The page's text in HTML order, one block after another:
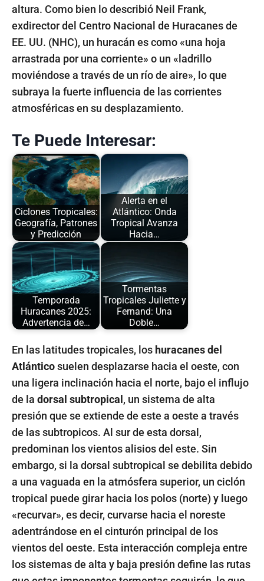
altura. Como bien lo describió Neil Frank,
exdirector del Centro Nacional de Huracanes de
EE. UU. (NHC), un huracán es como «una hoja
arrastrada por una corriente» o un «ladrillo
moviéndose a través de un río de aire», lo que
subraya la fuerte influencia de las corrientes
atmosféricas en su desplazamiento.
Te Puede Interesar:
Ciclones Tropicales:
Geografía, Patrones
y Predicción
Alerta en el
Atlántico: Onda
Tropical Avanza
Hacia…
Temporada
Huracanes 2025:
Advertencia de…
Tormentas
Tropicales Juliette y
Fernand: Una
Doble…
En las latitudes tropicales, los huracanes del
Atlánticosuelen desplazarse hacia el oeste, con
una ligera inclinación hacia el norte, bajo el influjo
de la dorsal subtropical, un sistema de alta
presión que se extiende de este a oeste a través
de las subtropicos. Al sur de esta dorsal,
predominan los vientos alisios del este. Sin
embargo, si la dorsal subtropical se debilita debido
a una vaguada en la atmósfera superior, un ciclón
tropical puede girar hacia los polos (norte) y luego
«recurvar», es decir, curvarse hacia el noreste
adentrándose en el cinturón principal de los
vientos del oeste. Esta interacción compleja entre
los sistemas de alta y baja presión define las rutas